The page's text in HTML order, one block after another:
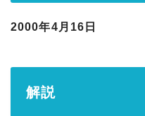
2000年4月16日
解説